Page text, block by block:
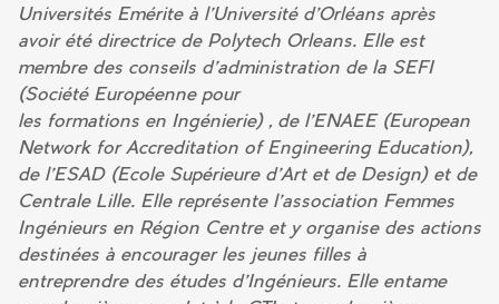
Universités Emérite à l’Université d’Orléans après
avoir été directrice de Polytech Orleans. Elle est
membre des conseils d’administration de la SEFI
(Société Européenne pour
les formations en Ingénierie) , de l’ENAEE (European
Network for Accreditation of Engineering Education),
de l’ESAD (Ecole Supérieure d’Art et de Design) et de
Centrale Lille. Elle représente l’association Femmes
Ingénieurs en Région Centre et y organise des actions
destinées à encourager les jeunes filles à
entreprendre des études d’Ingénieurs. Elle entame